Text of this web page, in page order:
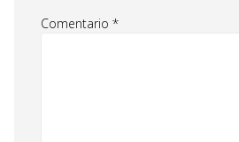
Comentario *